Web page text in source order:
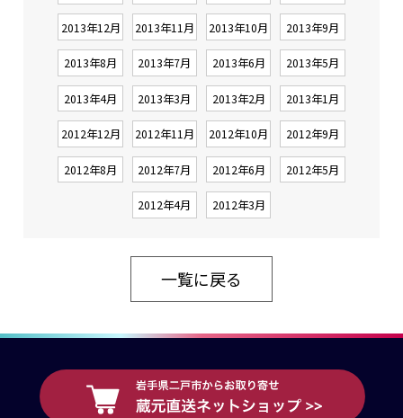
2013年12月 2013年11月 2013年10月 2013年9月
2013年8月 2013年7月 2013年6月 2013年5月
2013年4月 2013年3月 2013年2月 2013年1月
2012年12月 2012年11月 2012年10月 2012年9月
2012年8月 2012年7月 2012年6月 2012年5月
2012年4月 2012年3月
一覧に戻る